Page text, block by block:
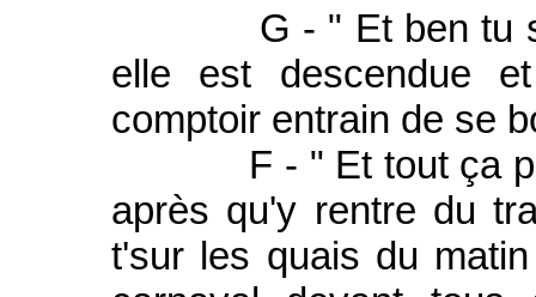
G - " Et ben tu sais
elle est descendue
comptoir entrain de se
F - " Et tout ça
après qu'y rentre du
t'sur les quais du